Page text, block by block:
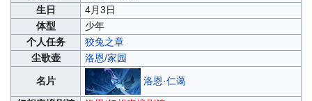
生日
4月3日
体型
少年
个人任务
狡兔之章
尘歌壶
洛恩/家园
名片 洛恩·仁蔼